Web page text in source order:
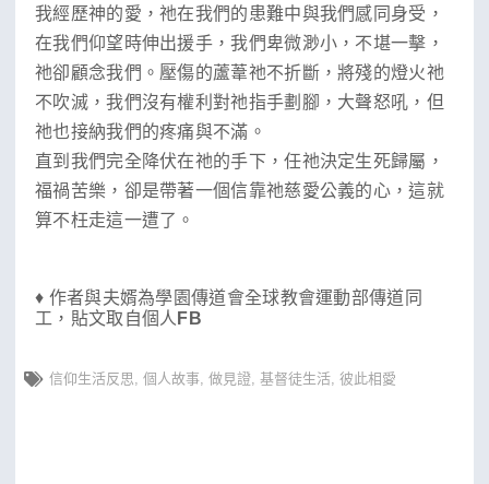
我經歷神的愛，祂在我們的患難中與我們感同身受，
在我們仰望時伸出援手，我們卑微渺小，不堪一擊，
祂卻顧念我們。壓傷的蘆葦祂不折斷，將殘的燈火祂
不吹滅，我們沒有權利對祂指手劃腳，大聲怒吼，但
祂也接納我們的疼痛與不滿。
直到我們完全降伏在祂的手下，任祂決定生死歸屬，
福禍苦樂，卻是帶著一個信靠祂慈愛公義的心，這就
算不枉走這一遭了。
♦ 作者與夫婿為學園傳道會全球教會運動部傳道同
工，貼文取自個人 FB
信仰生活反思, 個人故事, 做見證, 基督徒生活, 彼此相愛